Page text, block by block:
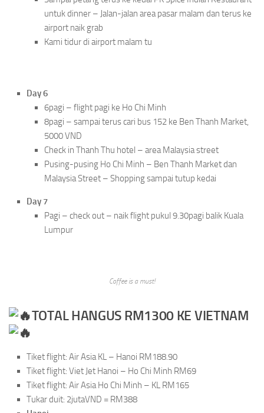
untuk dinner – Jalan-jalan area pasar malam dan terus ke
airport naik grab
Kami tidur di airport malam tu
Day 6
6pagi – flight pagi ke Ho Chi Minh
8pagi – sampai terus cari bus 152 ke Ben Thanh Market,
5000 VND
Check in Thanh Thu hotel – area Malaysia street
Pusing-pusing Ho Chi Minh – Ben Thanh Market dan
Malaysia Street – Shopping sampai tutup kedai
Day 7
Pagi – check out – naik flight pukul 9.30pagi balik Kuala
Lumpur
Coffee is a must!
TOTAL HANGUS RM1300 KE VIETNAM
Tiket flight: Air Asia KL – Hanoi RM188.90
Tiket flight: Viet Jet Hanoi – Ho Chi Minh RM69
Tiket flight: Air Asia Ho Chi Minh – KL RM165
Tukar duit: 2jutaVND = RM388